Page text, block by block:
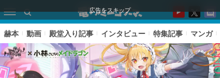
広告をスキップ
赫本 動画 殿堂入り記事 インタビュー 特集記事 マンガ